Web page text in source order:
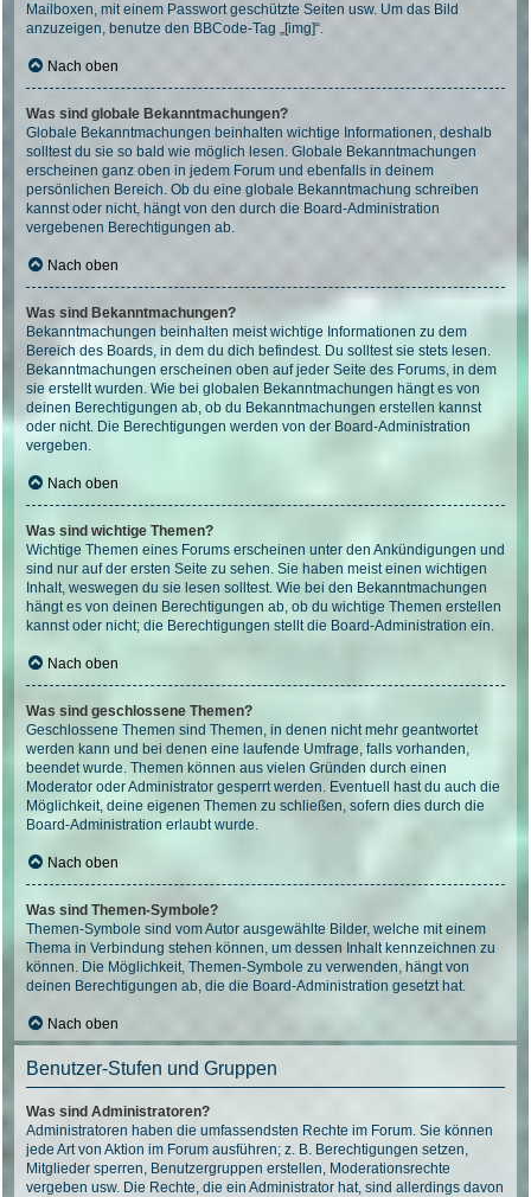
Mailboxen, mit einem Passwort geschützte Seiten usw. Um das Bild
anzuzeigen, benutze den BBCode-Tag „[img]“.
Nach oben
Was sind globale Bekanntmachungen?
Globale Bekanntmachungen beinhalten wichtige Informationen, deshalb
solltest du sie so bald wie möglich lesen. Globale Bekanntmachungen
erscheinen ganz oben in jedem Forum und ebenfalls in deinem
persönlichen Bereich. Ob du eine globale Bekanntmachung schreiben
kannst oder nicht, hängt von den durch die Board-Administration
vergebenen Berechtigungen ab.
Nach oben
Was sind Bekanntmachungen?
Bekanntmachungen beinhalten meist wichtige Informationen zu dem
Bereich des Boards, in dem du dich befindest. Du solltest sie stets lesen.
Bekanntmachungen erscheinen oben auf jeder Seite des Forums, in dem
sie erstellt wurden. Wie bei globalen Bekanntmachungen hängt es von
deinen Berechtigungen ab, ob du Bekanntmachungen erstellen kannst
oder nicht. Die Berechtigungen werden von der Board-Administration
vergeben.
Nach oben
Was sind wichtige Themen?
Wichtige Themen eines Forums erscheinen unter den Ankündigungen und
sind nur auf der ersten Seite zu sehen. Sie haben meist einen wichtigen
Inhalt, weswegen du sie lesen solltest. Wie bei den Bekanntmachungen
hängt es von deinen Berechtigungen ab, ob du wichtige Themen erstellen
kannst oder nicht; die Berechtigungen stellt die Board-Administration ein.
Nach oben
Was sind geschlossene Themen?
Geschlossene Themen sind Themen, in denen nicht mehr geantwortet
werden kann und bei denen eine laufende Umfrage, falls vorhanden,
beendet wurde. Themen können aus vielen Gründen durch einen
Moderator oder Administrator gesperrt werden. Eventuell hast du auch die
Möglichkeit, deine eigenen Themen zu schließen, sofern dies durch die
Board-Administration erlaubt wurde.
Nach oben
Was sind Themen-Symbole?
Themen-Symbole sind vom Autor ausgewählte Bilder, welche mit einem
Thema in Verbindung stehen können, um dessen Inhalt kennzeichnen zu
können. Die Möglichkeit, Themen-Symbole zu verwenden, hängt von
deinen Berechtigungen ab, die die Board-Administration gesetzt hat.
Nach oben
Benutzer-Stufen und Gruppen
Was sind Administratoren?
Administratoren haben die umfassendsten Rechte im Forum. Sie können
jede Art von Aktion im Forum ausführen; z. B. Berechtigungen setzen,
Mitglieder sperren, Benutzergruppen erstellen, Moderationsrechte
vergeben usw. Die Rechte, die ein Administrator hat, sind allerdings davon